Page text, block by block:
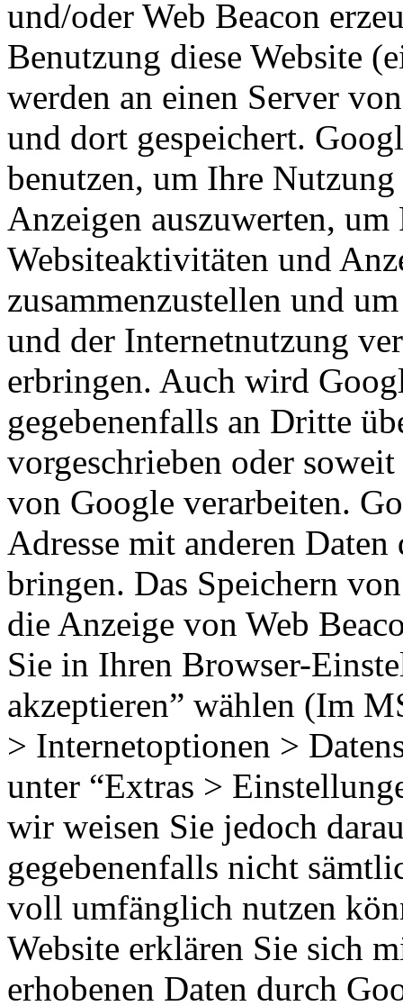
und/oder Web Beacon
Benutzung diese Website
werden an einen Server
und dort gespeichert.
benutzen, um Ihre
Anzeigen auszuwerten, um
Websiteaktivitäten und
zusammenzustellen und
und der Internetnutzung
erbringen. Auch wird
gegebenenfalls an Dritte
vorgeschrieben oder
von Google verarbeiten.
Adresse mit anderen
bringen. Das Speichern
die Anzeige von Web
Sie in Ihren Browser-
akzeptieren” wählen (Im
> Internetoptionen >
unter “Extras >
wir weisen Sie jedoch
gegebenenfalls nicht
voll umfänglich nutzen
Website erklären Sie sich
erhobenen Daten durch